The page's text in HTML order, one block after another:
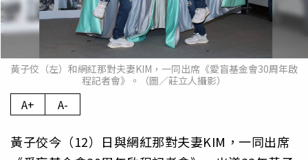
黃子佼（左）和網紅那對夫妻KIM，一同出席《愛盲基金會30周年啟
程記者會》。（圖／莊立人攝影）
A+ A-
黃子佼今（12）日與網紅那對夫妻KIM，一同出席